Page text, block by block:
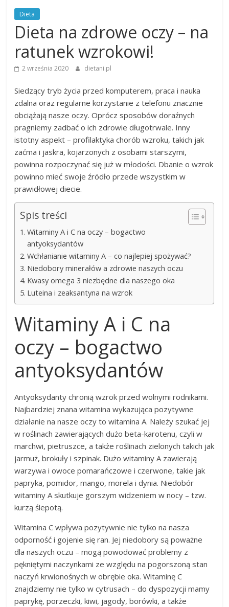
Dieta
Dieta na zdrowe oczy – na
ratunek wzrokowi!
2 września 2020 dietani.pl
Siedzący tryb życia przed komputerem, praca i nauka
zdalna oraz regularne korzystanie z telefonu znacznie
obciążają nasze oczy. Oprócz sposobów doraźnych
pragniemy zadbać o ich zdrowie długotrwale. Inny
istotny aspekt – profilaktyka chorób wzroku, takich jak
zaćma i jaskra, kojarzonych z osobami starszymi,
powinna rozpoczynać się już w młodości. Dbanie o wzrok
powinno mieć swoje źródło przede wszystkim w
prawidłowej diecie.
Spis treści
Witaminy A i C na oczy – bogactwo
antyoksydantów
Wchłanianie witaminy A – co najlepiej spożywać?
Niedobory minerałów a zdrowie naszych oczu
Kwasy omega 3 niezbędne dla naszego oka
Luteina i zeaksantyna na wzrok
Witaminy A i C na
oczy – bogactwo
antyoksydantów
Antyoksydanty chronią wzrok przed wolnymi rodnikami.
Najbardziej znana witamina wykazująca pozytywne
działanie na nasze oczy to witamina A. Należy szukać jej
w roślinach zawierających dużo beta-karotenu, czyli w
marchwi, pietruszce, a także roślinach zielonych takich jak
jarmuż, brokuły i szpinak. Dużo witaminy A zawierają
warzywa i owoce pomarańczowe i czerwone, takie jak
papryka, pomidor, mango, morela i dynia. Niedobór
witaminy A skutkuje gorszym widzeniem w nocy – tzw.
kurzą ślepotą.
Witamina C wpływa pozytywnie nie tylko na nasza
odporność i gojenie się ran. Jej niedobory są poważne
dla naszych oczu – mogą powodować problemy z
pękniętymi naczynkami ze względu na pogorszoną stan
naczyń krwionośnych w obrębie oka. Witaminę C
znajdziemy nie tylko w cytrusach – do dyspozycji mamy
paprykę, porzeczki, kiwi, jagody, borówki, a także